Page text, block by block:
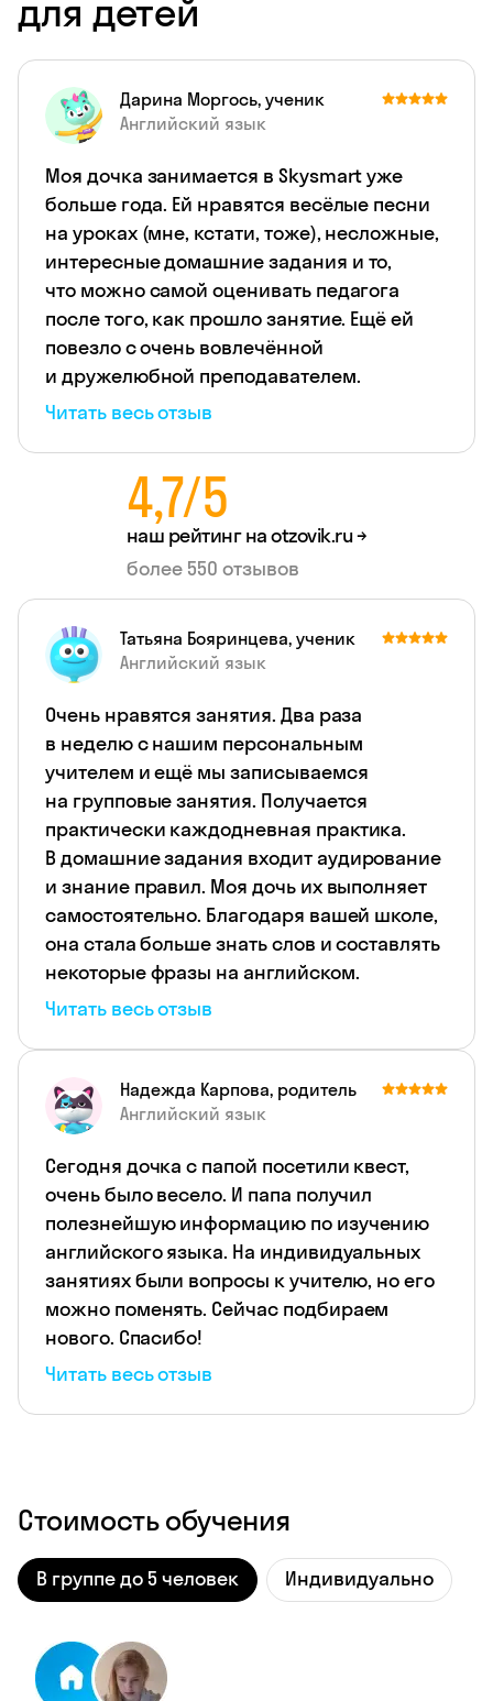
для детей
Дарина Моргось, ученик
Английский язык
Моя дочка занимается в Skysmart уже
больше года. Ей нравятся весёлые песни
на уроках (мне, кстати, тоже), несложные,
интересные домашние задания и то,
что можно самой оценивать педагога
после того, как прошло занятие. Ещё ей
повезло с очень вовлечённой
и дружелюбной преподавателем.
Читать весь отзыв
4,7/5
наш рейтинг наotzovik.ru →
более 550 отзывов
Татьяна Бояринцева, ученик
Английский язык
Очень нравятся занятия. Два раза
в неделю с нашим персональным
учителем и ещё мы записываемся
на групповые занятия. Получается
практически каждодневная практика.
В домашние задания входит аудирование
и знание правил. Моя дочь их выполняет
самостоятельно. Благодаря вашей школе,
она стала больше знать слов и составлять
некоторые фразы на английском.
Читать весь отзыв
Надежда Карпова, родитель
Английский язык
Сегодня дочка с папой посетили квест,
очень было весело. И папа получил
полезнейшую информацию по изучению
английского языка. На индивидуальных
занятиях были вопросы к учителю, но его
можно поменять. Сейчас подбираем
нового. Спасибо!
Читать весь отзыв
Стоимость обучения
В группе до 5 человек Индивидуально